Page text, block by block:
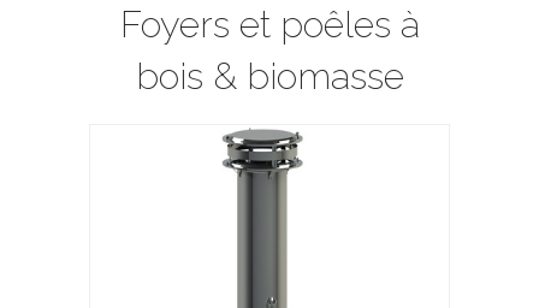
Foyers et poêles à
bois & biomasse